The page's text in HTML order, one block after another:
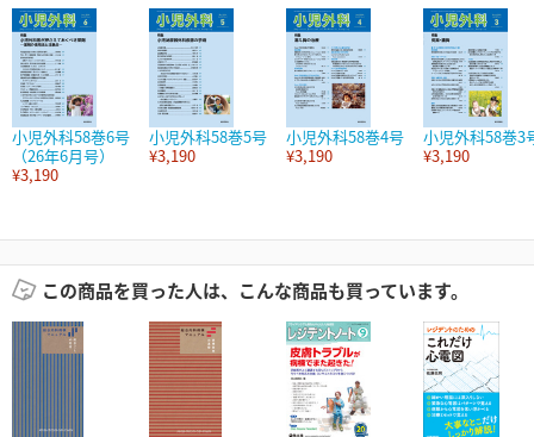
小児外科58巻6号
（26年6月号）
¥3,190
小児外科58巻5号
¥3,190
小児外科58巻4号
¥3,190
小児外科58巻3
¥3,190
この商品を買った人は、こんな商品も買っています。